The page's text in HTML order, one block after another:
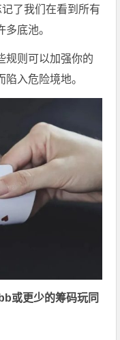
了我们在看到所有
底池。
规则可以加强你的
入危险境地。
或更少的筹码玩同